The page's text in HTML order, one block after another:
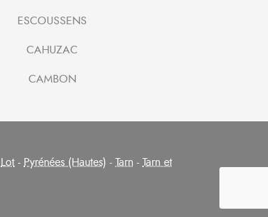
ESCOUSSENS
CAHUZAC
CAMBON
Lot -Pyrénées (Hautes) -Tarn -Tarn et